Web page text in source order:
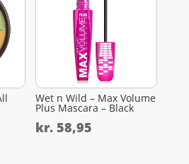
Wet n Wild – Max Volume
Plus Mascara – Black
kr. 58,95